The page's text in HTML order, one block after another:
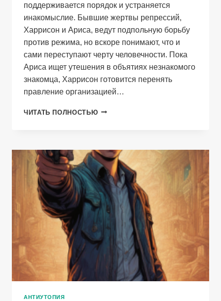
поддерживается порядок и устраняется
инакомыслие. Бывшие жертвы репрессий,
Харрисон и Ариса, ведут подпольную борьбу
против режима, но вскоре понимают, что и
сами переступают черту человечности. Пока
Ариса ищет утешения в объятиях незнакомого
знакомца, Харрисон готовится перенять
правление организацией…
ЧИТАТЬ ПОЛНОСТЬЮ АНЦЕРБ
АНТИУТОПИЯ